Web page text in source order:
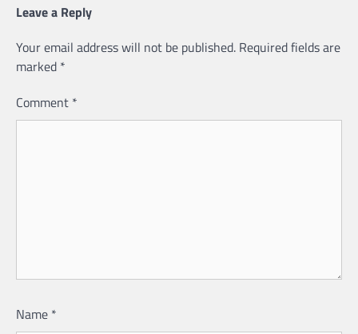
Leave a Reply
Your email address will not be published. Required fields are
marked *
Comment *
Name *